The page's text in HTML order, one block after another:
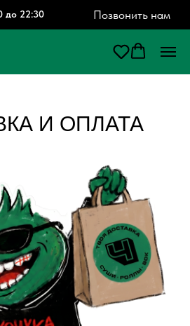
Позвонить нам
И ОПЛАТА